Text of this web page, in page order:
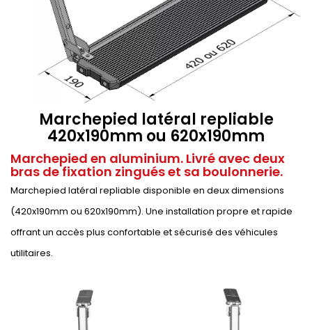
Marchepied latéral repliable
420x190mm ou 620x190mm
Marchepied en aluminium. Livré avec deux
bras de fixation zingués et sa boulonnerie.
Marchepied latéral repliable disponible en deux dimensions
(420x190mm ou 620x190mm). Une installation propre et rapide
offrant un accès plus confortable et sécurisé des véhicules
utilitaires.